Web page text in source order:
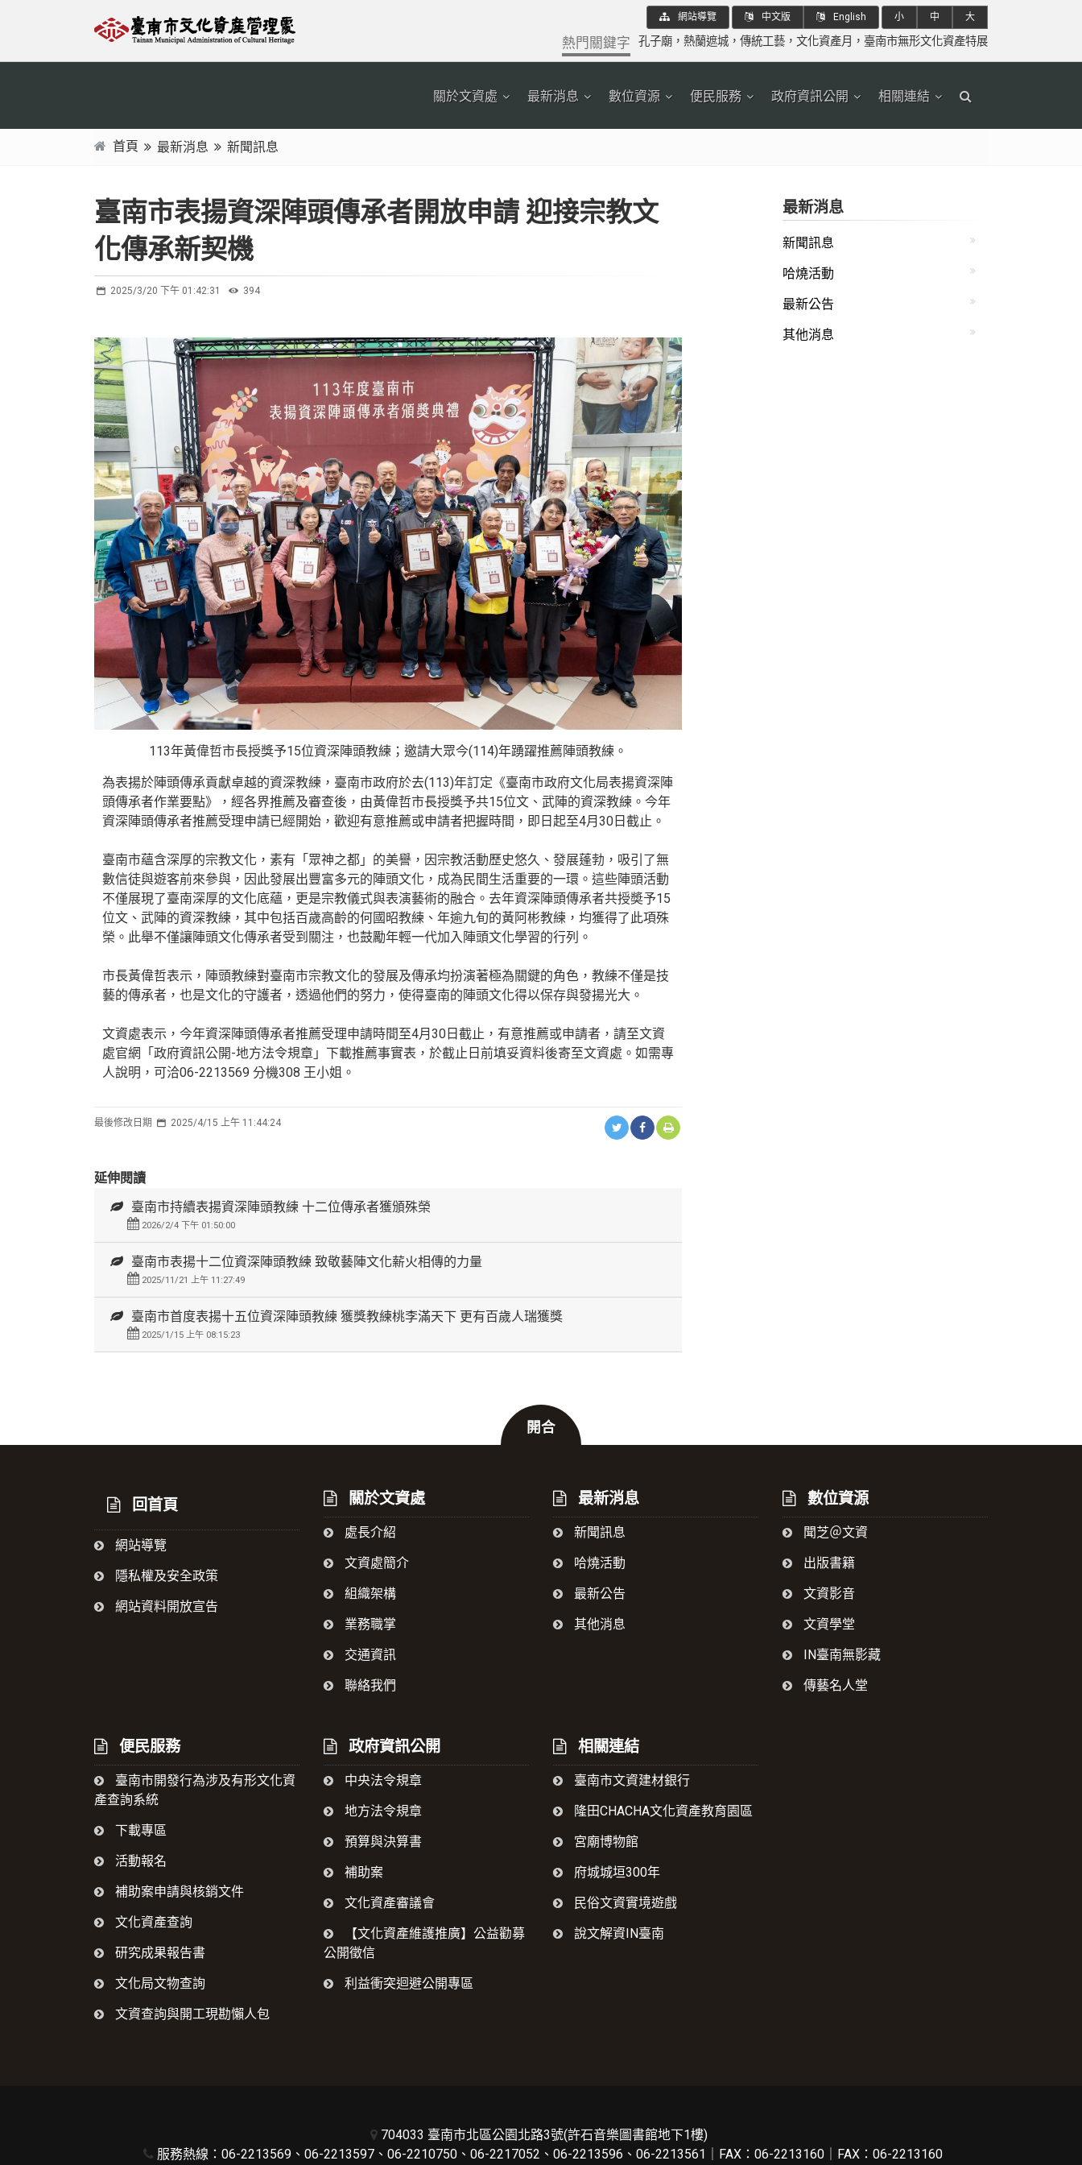
區
網站導覽 中文版 English 小 中 大
熱門關鍵字 孔子廟 ， 熱蘭遮城 ， 傳統工藝 ， 文化資產月 ， 臺南市無形文化資產特展
關於文資處 最新消息 數位資源 便民服務 政府資訊公開 相關連結
首頁 最新消息
新聞訊息
臺南市表揚資深陣頭傳承者開放申請 迎接宗教文
化傳承新契機
2025/3/20 下午 01:42:31 394
113年黃偉哲市長授獎予15位資深陣頭教練；邀請大眾今(114)年踴躍推薦陣頭教練。
為表揚於陣頭傳承貢獻卓越的資深教練，臺南市政府於去(113)年訂定《臺南市政府文化局表揚資深陣
頭傳承者作業要點》，經各界推薦及審查後，由黃偉哲市長授獎予共15位文、武陣的資深教練。今年
資深陣頭傳承者推薦受理申請已經開始，歡迎有意推薦或申請者把握時間，即日起至4月30日截止。
臺南市蘊含深厚的宗教文化，素有「眾神之都」的美譽，因宗教活動歷史悠久、發展蓬勃，吸引了無
數信徒與遊客前來參與，因此發展出豐富多元的陣頭文化，成為民間生活重要的一環。這些陣頭活動
不僅展現了臺南深厚的文化底蘊，更是宗教儀式與表演藝術的融合。去年資深陣頭傳承者共授奬予15
位文、武陣的資深教練，其中包括百歲高齡的何國昭教練、年逾九旬的黃阿彬教練，均獲得了此項殊
榮。此舉不僅讓陣頭文化傳承者受到關注，也鼓勵年輕一代加入陣頭文化學習的行列。
市長黃偉哲表示，陣頭教練對臺南市宗教文化的發展及傳承均扮演著極為關鍵的角色，教練不僅是技
藝的傳承者，也是文化的守護者，透過他們的努力，使得臺南的陣頭文化得以保存與發揚光大。
文資處表示，今年資深陣頭傳承者推薦受理申請時間至4月30日截止，有意推薦或申請者，請至文資
處官網「政府資訊公開-地方法令規章」下載推薦事實表，於截止日前填妥資料後寄至文資處。如需專
人說明，可洽06-2213569 分機308 王小姐。
最後修改日期 2025/4/15 上午 11:44:24
延伸閱讀
臺南市持續表揚資深陣頭教練 十二位傳承者獲頒殊榮
2026/2/4 下午 01:50:00
臺南市表揚十二位資深陣頭教練 致敬藝陣文化薪火相傳的力量
2025/11/21 上午 11:27:49
臺南市首度表揚十五位資深陣頭教練 獲獎教練桃李滿天下 更有百歲人瑞獲獎
2025/1/15 上午 08:15:23
最新消息
新聞訊息
哈燒活動
最新公告
其他消息
開合
回首頁
網站導覽
隱私權及安全政策
網站資料開放宣告
關於文資處
處長介紹
文資處簡介
組織架構
業務職掌
交通資訊
聯絡我們
最新消息
新聞訊息
哈燒活動
最新公告
其他消息
數位資源
聞芝＠文資
出版書籍
文資影音
文資學堂
IN臺南無影藏
傳藝名人堂
便民服務
臺南市開發行為涉及有形文化資
產查詢系統
下載專區
活動報名
補助案申請與核銷文件
文化資產查詢
研究成果報告書
文化局文物查詢
文資查詢與開工現勘懶人包
政府資訊公開
中央法令規章
地方法令規章
預算與決算書
補助案
文化資產審議會
【文化資產維護推廣】公益勸募
公開徵信
利益衝突迴避公開專區
相關連結
臺南市文資建材銀行
隆田CHACHA文化資產教育園區
宮廟博物館
府城城垣300年
民俗文資實境遊戲
說文解資IN臺南
704033 臺南市北區公園北路3號(許石音樂圖書館地下1樓)
服務熱線：06-2213569、06-2213597、06-2210750、06-2217052、06-2213596、06-2213561｜FAX：06-2213160｜FAX：06-2213160